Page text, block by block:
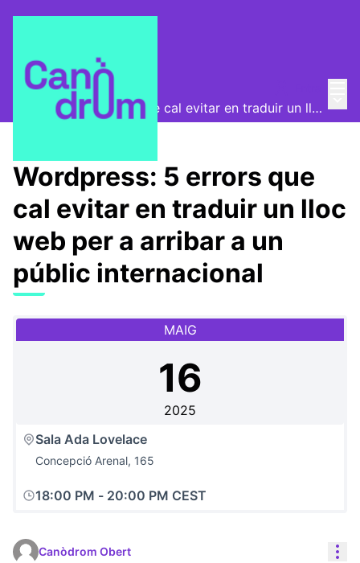
Canòdrom Obert
Wordpress: 5 errors que cal evitar en traduir un lloc web per a arribar a un públic internacional
Wordpress: 5 errors que
cal evitar en traduir un lloc
web per a arribar a un
públic internacional
MAIG
16
2025
Sala Ada Lovelace
Concepció Arenal, 165
18:00 PM - 20:00 PM CEST
Canòdrom Obert